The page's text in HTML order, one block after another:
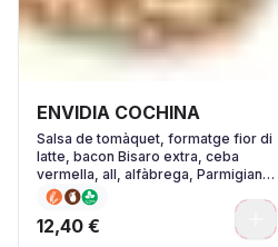
ENVIDIA COCHINA
Salsa de tomàquet, formatge fior di
latte, bacon Bisaro extra, ceba
vermella, all, alfàbrega, Parmigiano
Reggiano i pebre negre.
12,40 €